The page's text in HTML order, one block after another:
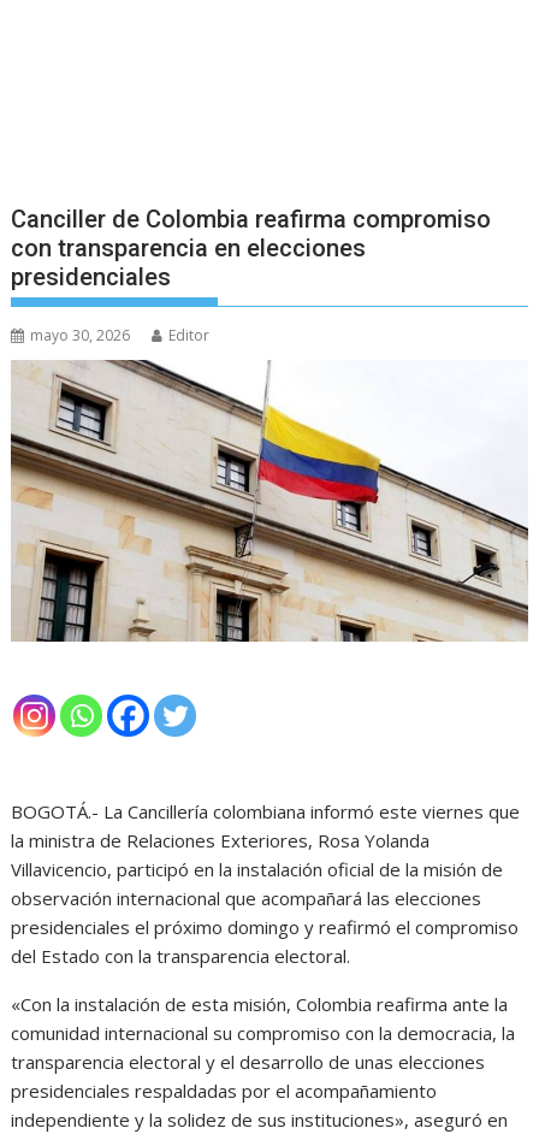
Canciller de Colombia reafirma compromiso
con transparencia en elecciones
presidenciales
mayo 30, 2026 Editor
BOGOTÁ.- La Cancillería colombiana informó este viernes que
la ministra de Relaciones Exteriores, Rosa Yolanda
Villavicencio, participó en la instalación oficial de la misión de
observación internacional que acompañará las elecciones
presidenciales el próximo domingo y reafirmó el compromiso
del Estado con la transparencia electoral.
«Con la instalación de esta misión, Colombia reafirma ante la
comunidad internacional su compromiso con la democracia, la
transparencia electoral y el desarrollo de unas elecciones
presidenciales respaldadas por el acompañamiento
independiente y la solidez de sus instituciones», aseguró en